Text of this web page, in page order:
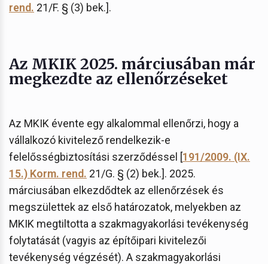
rend. 21/F. § (3) bek.].
Az MKIK 2025. márciusában már
megkezdte az ellenőrzéseket
Az MKIK évente egy alkalommal ellenőrzi, hogy a
vállalkozó kivitelező rendelkezik-e
felelősségbiztosítási szerződéssel [191/2009. (IX.
15.) Korm. rend. 21/G. § (2) bek.]. 2025.
márciusában elkezdődtek az ellenőrzések és
megszülettek az első határozatok, melyekben az
MKIK megtiltotta a szakmagyakorlási tevékenység
folytatását (vagyis az építőipari kivitelezői
tevékenység végzését). A szakmagyakorlási